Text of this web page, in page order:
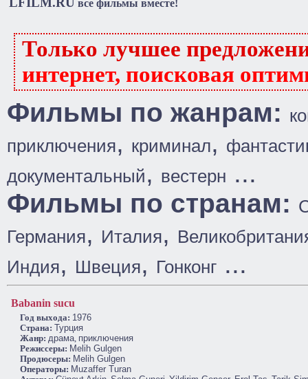
все фильмы вместе!
Только лучшее
интернет, поисковая
Фильмы по жанрам:
приключения, криминал,
документальный, вестерн ...
Фильмы по странам:
Германия, Италия,
Индия, Швеция, Гонконг ...
Babanin sucu
Год выхода: 1976
Cтрана:
Турция
Жанр: драма, приключения
Режиссеры: Melih Gulgen
Продюсеры: Melih Gulgen
Операторы: Muzaffer Turan